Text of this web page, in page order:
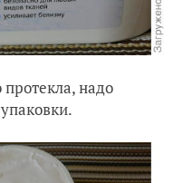
надо